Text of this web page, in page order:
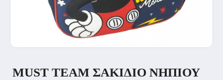
MUST TEAM ΣΑΚΙΔΙΟ ΝΗΠΙΟΥ